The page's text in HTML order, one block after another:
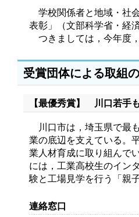
学校関係者と地域・社
表彰」（文部科学省・経
つきましては，今年度
受賞団体による取組
【最優秀賞】 川口若手
川口市は，埼玉県で最
業の底辺を支えている。
業人材育成に取り組んで
には，工業高校生のイン
験と工場見学を行う「親
連絡窓口